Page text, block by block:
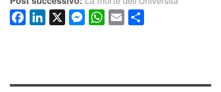
Facebook
LinkedIn
X Messenger
WhatsApp
Email